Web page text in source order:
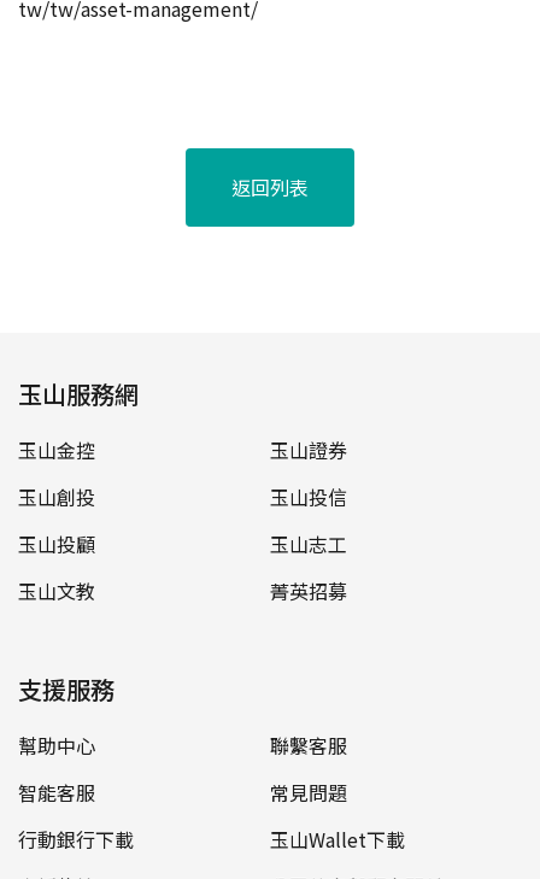
tw/tw/asset-management/
返回列表
玉山服務網
玉山金控
玉山證券
玉山創投
玉山投信
玉山投顧
玉山志工
玉山文教
菁英招募
支援服務
幫助中心
聯繫客服
智能客服
常見問題
行動銀行下載
玉山Wallet下載